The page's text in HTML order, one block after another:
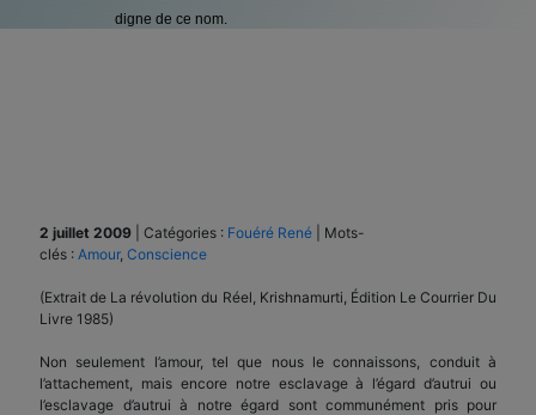
digne de ce nom.
2 juillet 2009 Catégories : Fouéré René
Mots-
clés : Amour, Conscience
(Extrait de La révolution du Réel, Krishnamurti, Édition Le Courrier Du
Livre 1985)
Non seulement l’amour, tel que nous le connaissons, conduit à
l’attachement, mais encore notre esclavage à l’égard d’autrui ou
l’esclavage d’autrui à notre égard sont communément pris pour